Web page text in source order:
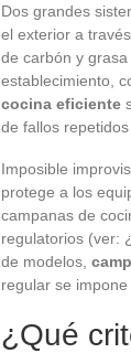
Dos grandes
el exterior a
de carbón y
establecimiento,
cocina eficiente
de fallos
Imposible
protege a los
campanas de
regulatorios (ver:
de modelos,
regular se
¿Qué